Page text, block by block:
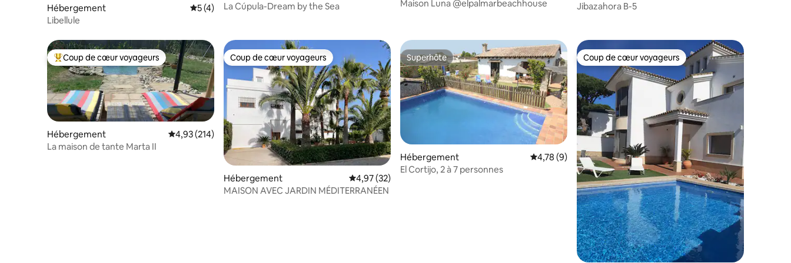
Hébergement Évaluation moyenne sur la base de 4 commentaires : 5 sur 5
5 (4)
Libellule
La Cúpula-Dream by the Sea
Maison Luna @elpalmarbeachhouse
Jibazahora B-5
Coups de cœur voyageurs les plus appréciés
Coup de cœur voyageurs
Hébergement Évaluation moyenne sur la base de 214 commentaires : 4,93 sur 5
4,93 (214)
La maison de tante Marta II
Coup de cœur voyageurs
Coup de cœur voyageurs
Hébergement Évaluation moyenne sur la base de 32 commentaires : 4,97 sur 5
4,97 (32)
MAISON AVEC JARDIN MÉDITERRANÉEN
Superhôte
Superhôte
Hébergement Évaluation moyenne sur la base de 9 commentaires : 4,78 sur 5
4,78 (9)
El Cortijo, 2 à 7 personnes
Coup de cœur voyageurs
Coup de cœur voyageurs